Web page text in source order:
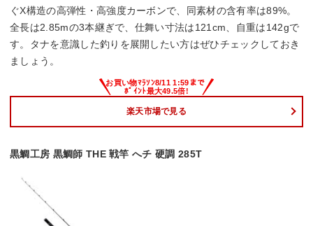
ぐX構造の高弾性・高強度カーボンで、同素材の含有率は89%。
全長は2.85mの3本継ぎで、仕舞い寸法は121cm、自重は142gで
す。タナを意識した釣りを展開したい方はぜひチェックしておき
ましょう。
楽天市場で見る
黒鯛工房 黒鯛師 THE 戦竿 へチ 硬調 285T